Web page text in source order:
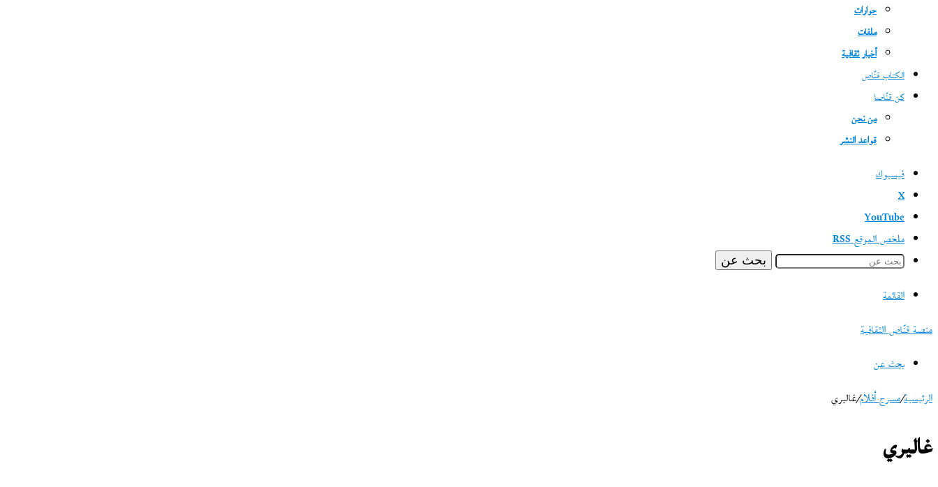
حوارات
ملفات
أخبار ثقافية
الكتاب قنّاص
كن قنّاصا
من نحن
قواعد النشر
فيسبوك
‫X
‫YouTube
ملخص الموقع RSS
بحث عن
القائمة
منصة قنّاص الثقافية
بحث عن
الرئيسية/مسرح أفلام/غاليري
غاليري